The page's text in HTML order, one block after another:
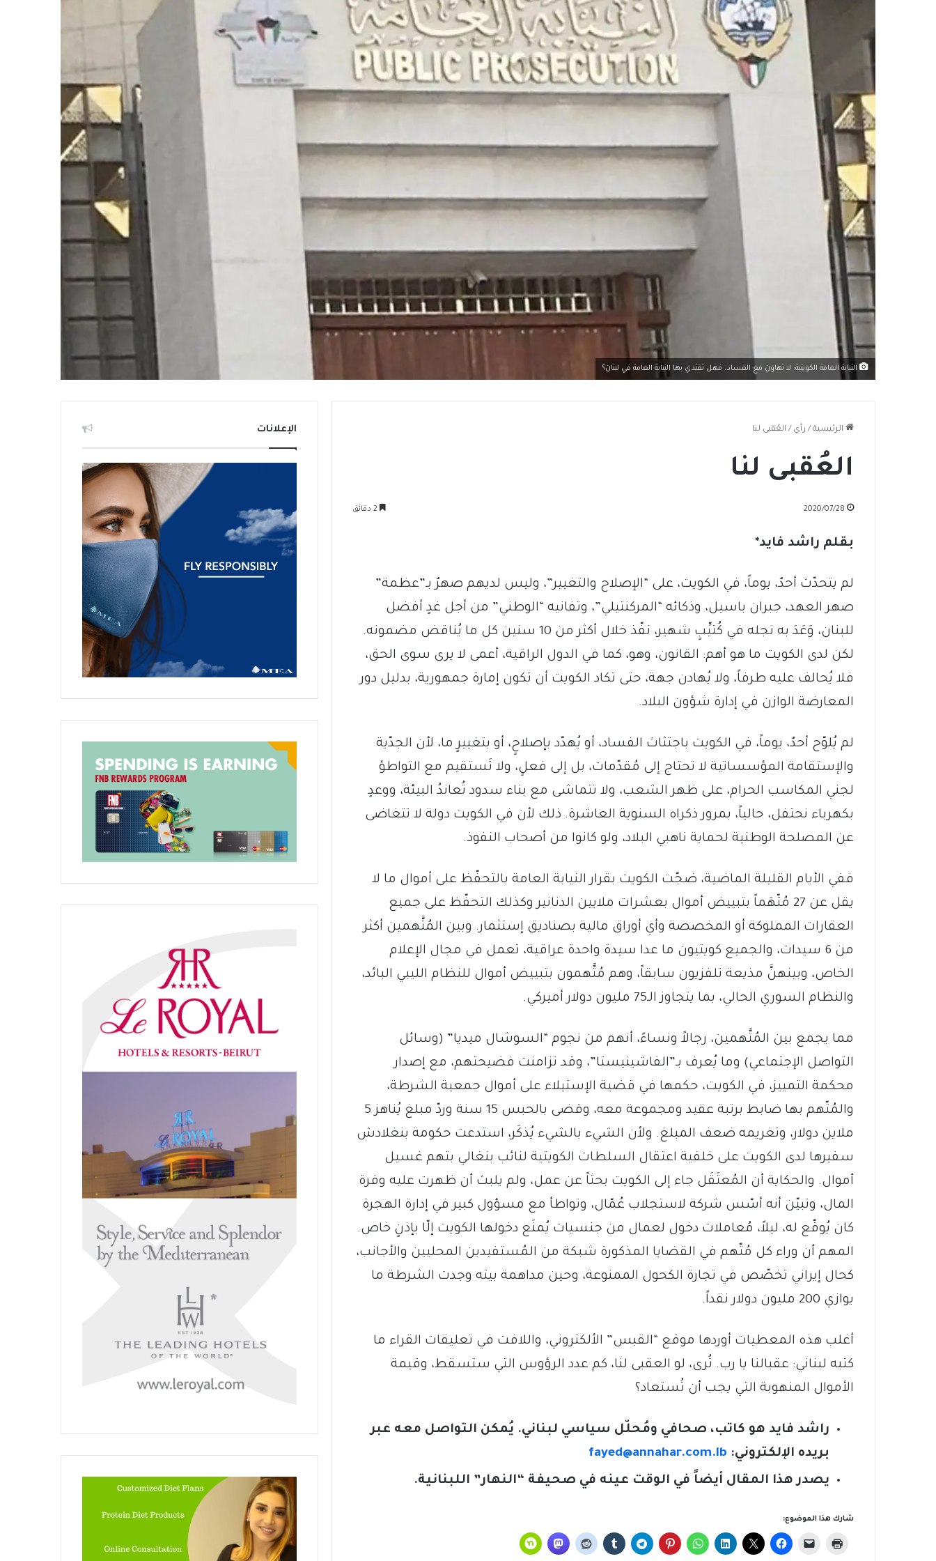
النيابة العامة الكويتية: لا تهاون مع الفساد، فهل تقتدي بها النيابة العامة في لبنان؟
الرئيسية / رأي / العُقبى لنا
العُقبى لنا
2020/07/28
بقلم راشد فايد*
لم يتحدّث أحدٌ، يوماً، في الكويت، على “الإصلاح والتغيير”، وليس لديهم صهرٌ بـ”عظمة”
صهر العهد، جبران باسيل، وذكائه “المركنتيلي”، وتفانيه “الوطني” من أجل غدٍ أفضل
للبنان، وَعَدَ به نجله في كُتيِّبٍ شهير، نفّذ خلال أكثر من 10 سنين كل ما يُناقض مضمونه.
لكن لدى الكويت ما هو أهم: القانون، وهو، كما في الدول الراقية، أعمى لا يرى سوى الحق،
فلا يُحالف عليه طرفاً، ولا يُهادن جهة، حتى تكاد الكويت أن تكون إمارة جمهورية، بدليل دور
المعارضة الوازن في إدارة شؤون البلاد.
لم يُلوّح أحدٌ، يوماً، في الكويت باجتثاث الفساد، أو يُهدّد بإصلاحٍ، أو بتغييرٍ ما، لأن الجدّية
والإستقامة المؤسساتية لا تحتاج إلى مُقدّمات، بل إلى فعلٍ، ولا تَستقيم مع التواطؤ
لجني المكاسب الحرام، على ظهر الشعب، ولا تتماشى مع بناء سدود تُعاندُ البيئة، ووعدٍ
بكهرباء نحتفل، حالياً، بمرور ذكراه السنوية العاشرة. ذلك لأن في الكويت دولة لا تتغاضى
عن المصلحة الوطنية لحماية ناهبي البلاد، ولو كانوا من أصحاب النفوذ.
ففي الأيام القليلة الماضية، ضجّت الكويت بقرار النيابة العامة بالتحفّظ على أموال ما لا
يقل عن 27 مُتّهَماً بتبييض أموال بعشرات ملايين الدنانير وكذلك التحفّظ على جميع
العقارات المملوكة أو المخصصة وأي أوراق مالية بصناديق إستثمار. وبين المُتَّهمين أكثر
من 6 سيدات، والجميع كويتيون ما عدا سيدة واحدة عراقية، تعمل في مجال الإعلام
الخاص، وبينهنَّ مذيعة تلفزيون سابقاً، وهم مُتَّهمون بتبييض أموال للنظام الليبي البائد،
والنظام السوري الحالي، بما يتجاوز الـ75 مليون دولار أميركي.
مما يجمع بين المُتَّهمين، رجالاً ونساءً، أنهم من نجوم “السوشال ميديا” (وسائل
التواصل الإجتماعي) وما يُعرف بـ”الفاشينيستا”، وقد تزامنت فضيحتهم، مع إصدار
محكمة التمييز، في الكويت، حكمها في قضية الإستيلاء على أموال جمعية الشرطة،
والمُتّهم بها ضابط برتبة عقيد ومجموعة معه، وقضى بالحبس 15 سنة وردّ مبلغ يُناهز 5
ملاين دولار، وتغريمه ضعف المبلغ. ولأن الشيء بالشيء يُذكَر، استدعت حكومة بنغلادش
سفيرها لدى الكويت على خلفية اعتقال السلطات الكويتية لنائب بنغالي بتهم غسيل
أموال. والحكاية أن المُعتَقَل جاء إلى الكويت بحثاً عن عمل، ولم يلبث أن ظهرت عليه وفرة
المال، وتبيّن أنه أسّس شركة لاستجلاب عُمّال، وتواطأ مع مسؤول كبير في إدارة الهجرة
كان يُوقّع له، ليلاً، مُعاملات دخول لعمال من جنسيات يُمنَع دخولها الكويت إلّا بإذنٍ خاص.
المهم أن وراء كل مُتّهم في القضايا المذكورة شبكة من المُستفيدين المحليين والأجانب،
كحال إيراني تخصّص في تجارة الكحول الممنوعة، وحين مداهمة بيته وجدت الشرطة ما
يوازي 200 مليون دولار نقداً.
أغلب هذه المعطيات أوردها موقع “القبس” الألكتروني، واللافت في تعليقات القراء ما
كتبه لبناني: عقبالنا يا رب. تُرى، لو العقبى لنا، كم عدد الرؤوس التي ستسقط، وقيمة
الأموال المنهوبة التي يجب أن تُستعاد؟
راشد فايد هو كاتب، صحافي ومُحلّل سياسي لبناني. يُمكن التواصل معه عبر
بريده الإلكتروني: fayed@annahar.com.lb
يصدر هذا المقال أيضاً في الوقت عينه في صحيفة “النهار” اللبنانية.
شارك هذا الموضوع:
الإعلانات